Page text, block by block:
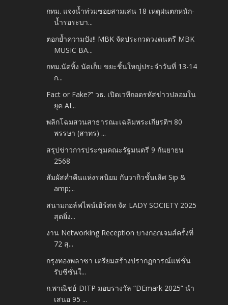
กทม. แจงน้ำท่วมซอยสามเสน 18 เหตุฝนตกหนัก-
น้ำรอระบา...
ตอกย้ำความปัง!! MBK จัดประกวดวงดนตรี MBK
MUSIC BA...
กทม.นัดทิ้ง นัดเก็บ ขยะชิ้นใหญ่ประจำวันที่ 13-14
ก...
Fact or Fake?” วธ. เปิดเวทีถอดรหัสข่าวปลอมใน
ยุค AI...
พลิกโฉมสวนสาธารณะเฉลิมพระเกียรติฯ 80
พรรษา (สาทร) ...
สรุปข่าวการประชุมคณะรัฐมนตรี 9 กันยายน
2568
สัมผัสค่ำคืนแห่งรสนิยม กับวากิวชั้นเลิศ Sip &
amp;...
สนามกอล์ฟไพน์เฮิร์สท จัด LADY SOCIETY 2025
สุดยิ่ง...
งาน Networking Reception บางกอกเจมส์ครั้งที่
72 สุ...
กรุงทองพลาซา เตรียมสร้างปรากฏการณ์แฟชั่น
รับซีซั่นใ...
ก.พาณิชย์-DITP มอบรางวัล “DEmark 2025” นำ
เสนอ 95 ...